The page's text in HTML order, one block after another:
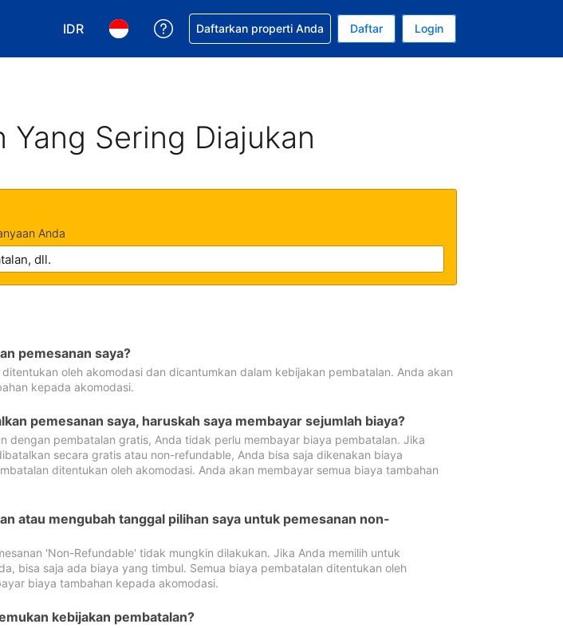
IDR
Pilih mata uang Anda. Mata uang Anda saat ini adalah Rupiah Indonesia
Pilih bahasa Anda. Bahasa Anda saat ini adalah Bahasa Indonesia
Dapatkan bantuan untuk pemesanan Anda
Daftarkan properti Anda Daftar Login
Yang Sering Diajukan
Anda
pemesanan saya?
oleh akomodasi dan dicantumkan dalam kebijakan pembatalan. Anda akan
kepada akomodasi.
pemesanan saya, haruskah saya membayar sejumlah biaya?
dengan pembatalan gratis, Anda tidak perlu membayar biaya pembatalan. Jika
secara gratis atau non-refundable, Anda bisa saja dikenakan biaya
ditentukan oleh akomodasi. Anda akan membayar semua biaya tambahan
atau mengubah tanggal pilihan saya untuk pemesanan non-
'Non-Refundable' tidak mungkin dilakukan. Jika Anda memilih untuk
bisa saja ada biaya yang timbul. Semua biaya pembatalan ditentukan oleh
biaya tambahan kepada akomodasi.
kebijakan pembatalan?